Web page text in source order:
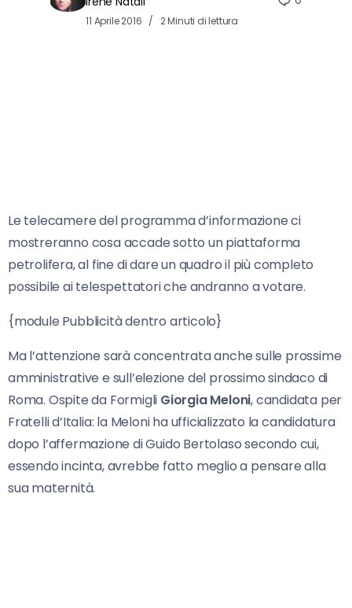
11 Aprile 2016 2 Minuti di lettura
Le telecamere del programma d’informazione ci
mostreranno cosa accade sotto un piattaforma
petrolifera, al fine di dare un quadro il più completo
possibile ai telespettatori che andranno a votare.
{module Pubblicità dentro articolo}
Ma l’attenzione sarà concentrata anche sulle prossime
amministrative e sull’elezione del prossimo sindaco di
Roma. Ospite da Formigli Giorgia Meloni, candidata per
Fratelli d’Italia: la Meloni ha ufficializzato la candidatura
dopo l’affermazione di Guido Bertolaso secondo cui,
essendo incinta, avrebbe fatto meglio a pensare alla
sua maternità.